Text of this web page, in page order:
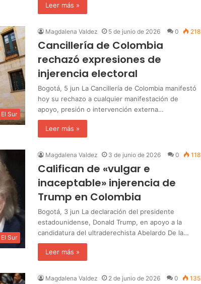
Leer más »
El Sur
Magdalena Valdez 5 de junio de 2026 0 218
Cancillería de Colombia
rechazó expresiones de
injerencia electoral
Bogotá, 5 jun La Cancillería de Colombia manifestó
hoy su rechazo a cualquier manifestación de
apoyo, presión o intervención externa…
Leer más »
El Sur
Magdalena Valdez 3 de junio de 2026 0 118
Califican de «vulgar e
inaceptable» injerencia de
Trump en Colombia
Bogotá, 3 jun La declaración del presidente
estadounidense, Donald Trump, en apoyo a la
candidatura del ultraderechista Abelardo De la…
Leer más »
Magdalena Valdez 2 de junio de 2026 0 135